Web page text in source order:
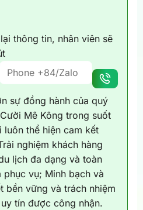
thông tin, nhân viên sẽ
sự đồng hành của quý
Mê Kông trong suốt
luôn thể hiện cam kết
nghiệm khách hàng
lịch đa dạng và toàn
vụ; Minh bạch và
bền vững và trách nhiệm
tín được công nhận.